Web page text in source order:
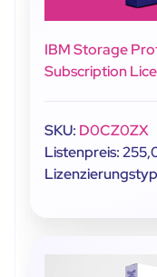
IBM Storage
Subscription
SKU: D0CZ0ZX
Listenpreis: